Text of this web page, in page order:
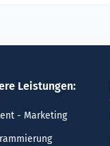
Leistungen:
- Marketing